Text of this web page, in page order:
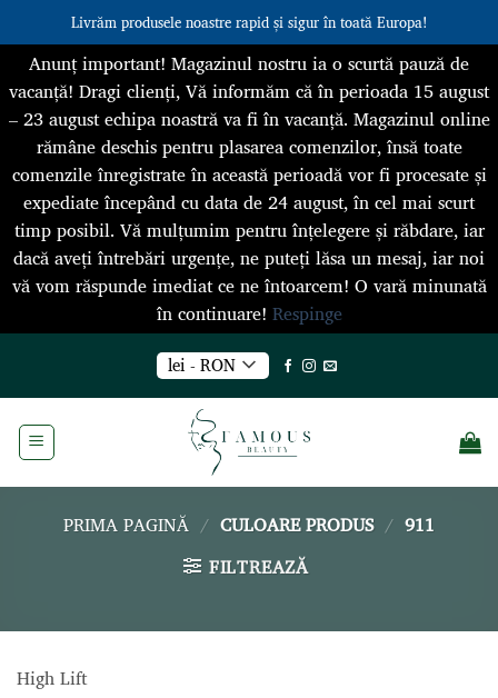
Livrăm produsele noastre rapid și sigur în toată Europa!
Anunț important! Magazinul nostru ia o scurtă pauză de
vacanță! Dragi clienți, Vă informăm că în perioada 15 august
– 23 august echipa noastră va fi în vacanță. Magazinul online
rămâne deschis pentru plasarea comenzilor, însă toate
comenzile înregistrate în această perioadă vor fi procesate și
expediate începând cu data de 24 august, în cel mai scurt
timp posibil. Vă mulțumim pentru înțelegere și răbdare, iar
dacă aveți întrebări urgențe, ne puteți lăsa un mesaj, iar noi
vă vom răspunde imediat ce ne întoarcem! O vară minunată
în continuare! Respinge
content
lei - RON
PRIMA PAGINĂ / CULOARE PRODUS / 911
FILTREAZĂ
High Lift